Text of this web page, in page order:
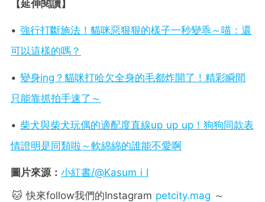
【延伸閱讀】
• 強行打斷施法！貓咪惡狠狠的樣子一秒變乖～喵：還
可以這樣的嗎？
• 變身ing？貓咪打哈欠全身的毛都炸開了！精彩瞬間
只能靠抓拍手速了～
• 柴犬與柴犬玩偶的適配度直線up up up！狗狗同款表
情證明是同類啦～軟綿綿的誰能不愛啊
圖片來源： 小紅書/@Kasum i I
🐱 快來follow我們的Instagram petcity.mag ～